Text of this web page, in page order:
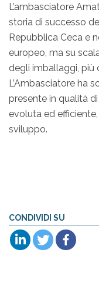
L’ambasciatore
storia di successo
Repubblica Ceca e
europeo, ma su
degli imballaggi, più
L’Ambasciatore ha
presente in qualità
evoluta ed
sviluppo.
CONDIVIDI SU